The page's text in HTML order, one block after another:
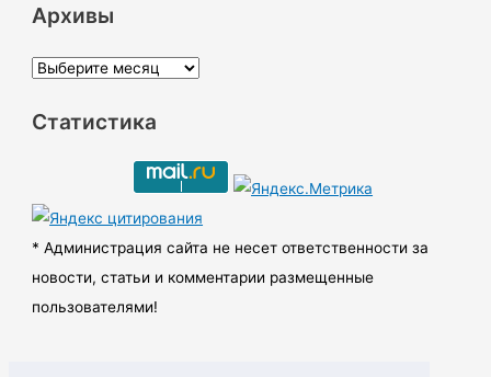
Архивы
А
х
ы
Статистика
* Администрация сайта не несет ответственности за
новости, статьи и комментарии размещенные
пользователями!